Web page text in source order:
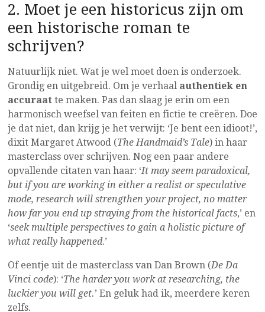
2. Moet je een historicus zijn om
een historische roman te
schrijven?
Natuurlijk niet. Wat je wel moet doen is onderzoek.
Grondig en uitgebreid. Om je verhaal authentiek en
accuraatte maken. Pas dan slaag je erin om een
harmonisch weefsel van feiten en fictie te creëren. Doe
je dat niet, dan krijg je het verwijt: ‘Je bent een idioot!’,
dixit Margaret Atwood (The Handmaid’s Tale) in haar
masterclass over schrijven. Nog een paar andere
opvallende citaten van haar: ‘It may seem paradoxical,
but if you are working in either a realist or speculative
mode, research will strengthen your project, no matter
how far you end up straying from the historical facts,’ en
‘seek multiple perspectives to gain a holistic picture of
what really happened.’
Of eentje uit de masterclass van Dan Brown (De Da
Vinci code): ‘The harder you work at researching, the
luckier you will get.’ En geluk had ik, meerdere keren
zelfs.